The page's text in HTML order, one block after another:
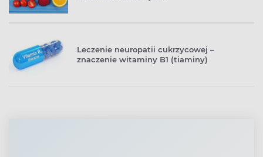
Leczenie neuropatii cukrzycowej –
znaczenie witaminy B1 (tiaminy)